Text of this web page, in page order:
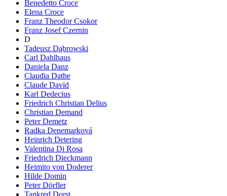
Benedetto Croce
Elena Croce
Franz Theodor Csokor
Franz Josef Czernin
D
Tadeusz Dąbrowski
Carl Dahlhaus
Daniela Danz
Claudia Dathe
Claude David
Karl Dedecius
Friedrich Christian Delius
Christian Demand
Peter Demetz
Radka Denemarková
Heinrich Detering
Valentina Di Rosa
Friedrich Dieckmann
Heimito von Doderer
Hilde Domin
Peter Dörfler
Tankred Dorst